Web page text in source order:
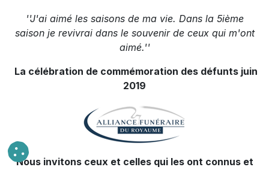
''J'ai aimé les saisons de ma vie. Dans la 5ième
saison je revivrai dans le souvenir de ceux qui m'ont
aimé.''
La célébration de commémoration des défunts juin
2019
Nous invitons ceux et celles qui les ont connus et